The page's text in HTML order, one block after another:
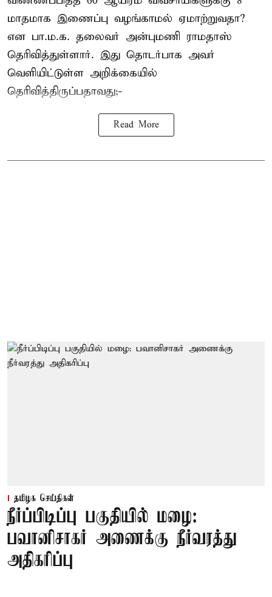
மாதமாக இணைப்பு வழங்காமல் ஏமாற்றுவதா?
என பா.ம.க. தலைவர் அன்புமணி ராமதாஸ்
தெரிவித்துள்ளார். இது தொடர்பாக அவர்
வெளியிட்டுள்ள அறிக்கையில்
தெரிவித்திருப்பதாவது;-
Read More
தமிழக செய்திகள்
நீர்ப்பிடிப்பு பகுதியில் மழை:
பவானிசாகர் அணைக்கு நீர்வரத்து
அதிகரிப்பு